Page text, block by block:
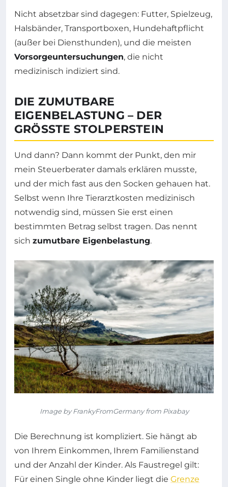
Nicht absetzbar sind dagegen: Futter, Spielzeug,
Halsbänder, Transportboxen, Hundehaftpflicht
(außer bei Diensthunden), und die meisten
Vorsorgeuntersuchungen, die nicht
medizinisch indiziert sind.
DIE ZUMUTBARE
EIGENBELASTUNG – DER
GRÖSSTE STOLPERSTEIN
Und dann? Dann kommt der Punkt, den mir
mein Steuerberater damals erklären musste,
und der mich fast aus den Socken gehauen hat.
Selbst wenn Ihre Tierarztkosten medizinisch
notwendig sind, müssen Sie erst einen
bestimmten Betrag selbst tragen. Das nennt
sich zumutbare Eigenbelastung.
Image by FrankyFromGermany from Pixabay
Die Berechnung ist kompliziert. Sie hängt ab
von Ihrem Einkommen, Ihrem Familienstand
und der Anzahl der Kinder. Als Faustregel gilt:
Für einen Single ohne Kinder liegt die Grenze